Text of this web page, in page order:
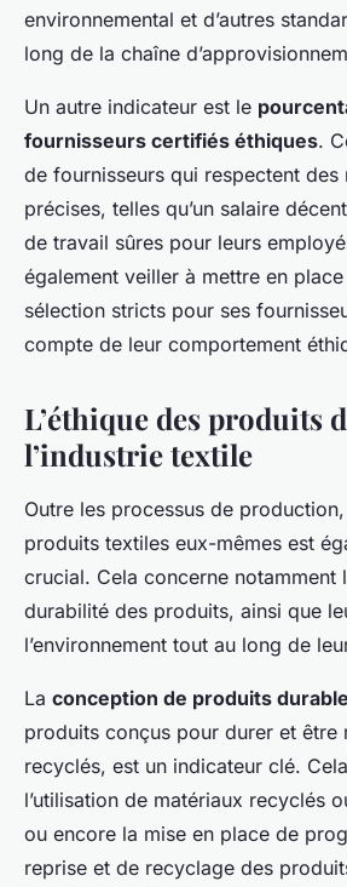
environnemental et d’autres
long de la chaîne
Un autre indicateur est le
fournisseurs certifiés éthiques.
de fournisseurs qui respectent des
précises, telles qu’un salaire
de travail sûres pour leurs
également veiller à mettre en
sélection stricts pour ses
compte de leur comportement
L’éthique des produits
l’industrie textile
Outre les processus de production,
produits textiles eux-mêmes est
crucial. Cela concerne notamment
durabilité des produits, ainsi que
l’environnement tout au long de
La conception de produits
produits conçus pour durer et être
recyclés, est un indicateur clé.
l’utilisation de matériaux recyclés
ou encore la mise en place de
reprise et de recyclage des